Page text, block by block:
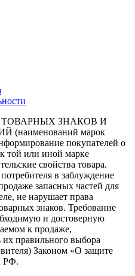
ТОВАРНЫХ ЗНАКОВ И
марок
покупателей о
той или иной марке
свойства товара.
в заблуждение
запасных частей для
не нарушает права
знаков. Требование
и достоверную
к продаже,
правильного выбора
Законом «О защите
РФ.